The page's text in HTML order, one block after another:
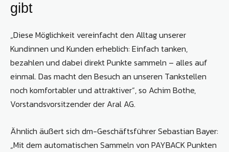
gibt
„Diese Möglichkeit vereinfacht den Alltag unserer
Kundinnen und Kunden erheblich: Einfach tanken,
bezahlen und dabei direkt Punkte sammeln – alles auf
einmal. Das macht den Besuch an unseren Tankstellen
noch komfortabler und attraktiver“, so Achim Bothe,
Vorstandsvorsitzender der Aral AG.
Ähnlich äußert sich dm-Geschäftsführer Sebastian Bayer:
„Mit dem automatischen Sammeln von PAYBACK Punkten